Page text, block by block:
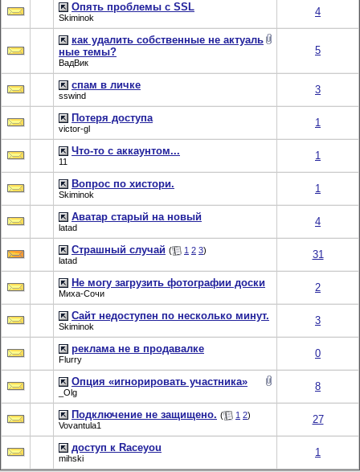
Опять проблемы с SSL
Skiminok 4
как удалить собственные не актуаль
ные темы?
ВадВик
5
спам в личке
sswind 3
Потеря доступа
victor-gl 1
Что-то с аккаунтом...
11 1
Вопрос по хистори.
Skiminok 1
Аватар старый на новый
latad 4
Страшный случай ( 1 2 3)
latad
31
Не могу загрузить фотографии доски
Миха-Сочи 2
Сайт недоступен по несколько минут.
Skiminok 3
реклама не в продавалке
Flurry 0
Опция «игнорировать участника»
_Olg 8
Подключение не защищено. ( 1 2)
Vovantula1
27
доступ к Raceyou
mihski 1